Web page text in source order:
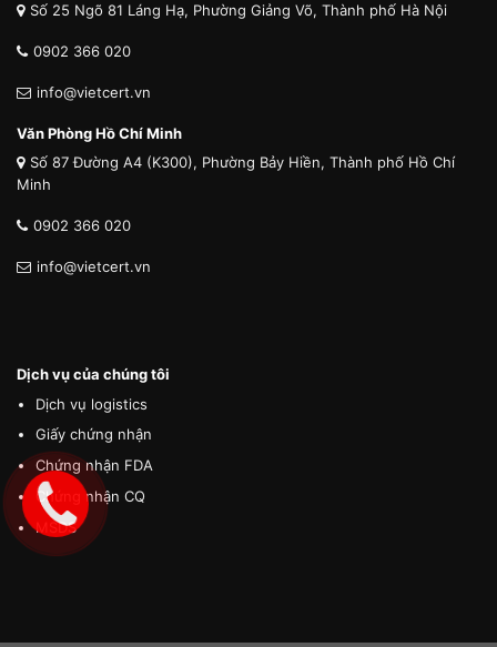
Số 25 Ngõ 81 Láng Hạ, Phường Giảng Võ, Thành phố Hà Nội
0902 366 020
info@vietcert.vn
Văn Phòng Hồ Chí Minh
Số 87 Đường A4 (K300), Phường Bảy Hiền, Thành phố Hồ Chí
Minh
0902 366 020
info@vietcert.vn
Dịch vụ của chúng tôi
Dịch vụ logistics
Giấy chứng nhận
Chứng nhận FDA
Chứng nhận CQ
MSDS